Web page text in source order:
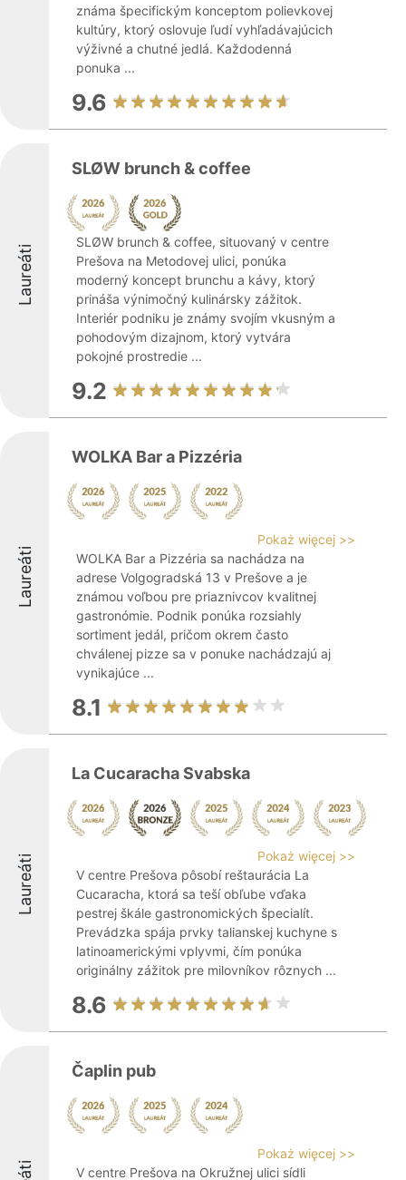
známa špecifickým konceptom polievkovej
kultúry, ktorý oslovuje ľudí vyhľadávajúcich
výživné a chutné jedlá. Každodenná
ponuka ...
9.6
Laureáti
SLØW brunch & coffee
SLØW brunch & coffee, situovaný v centre
Prešova na Metodovej ulici, ponúka
moderný koncept brunchu a kávy, ktorý
prináša výnimočný kulinársky zážitok.
Interiér podniku je známy svojím vkusným a
pohodovým dizajnom, ktorý vytvára
pokojné prostredie ...
9.2
Laureáti
WOLKA Bar a Pizzéria
Pokaż więcej >>
WOLKA Bar a Pizzéria sa nachádza na
adrese Volgogradská 13 v Prešove a je
známou voľbou pre priaznivcov kvalitnej
gastronómie. Podnik ponúka rozsiahly
sortiment jedál, pričom okrem často
chválenej pizze sa v ponuke nachádzajú aj
vynikajúce ...
8.1
Laureáti
La Cucaracha Svabska
Pokaż więcej >>
V centre Prešova pôsobí reštaurácia La
Cucaracha, ktorá sa teší obľube vďaka
pestrej škále gastronomických špecialít.
Prevádzka spája prvky talianskej kuchyne s
latinoamerickými vplyvmi, čím ponúka
originálny zážitok pre milovníkov rôznych ...
8.6
Čaplin pub
Pokaż więcej >>
V centre Prešova na Okružnej ulici sídli